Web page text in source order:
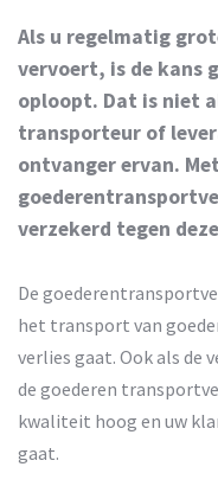
Als u regelmatig
vervoert, is de kans
oploopt. Dat is niet
transporteur of
ontvanger ervan.
verzekerd tegen
De
het transport van
verlies gaat. Ook als de
de goederen
kwaliteit hoog en uw
gaat.